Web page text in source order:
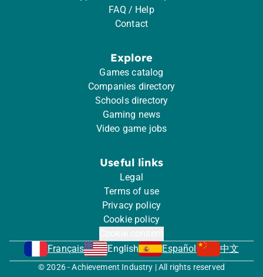
FAQ / Help
Contact
Explore
Games catalog
Companies directory
Schools directory
Gaming news
Video game jobs
Useful links
Legal
Terms of use
Privacy policy
Cookie policy
Français
English Español 中文
© 2026 - Achievement Industry | All rights reserved